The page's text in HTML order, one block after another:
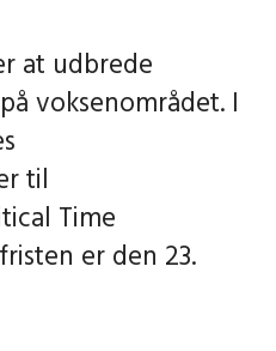
at udbrede
voksenområdet. I
til
Time
er den 23.